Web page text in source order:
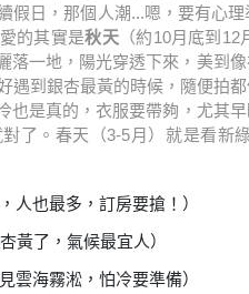
假日，那個人潮...嗯，要有心
的其實是秋天（約10月底到12
落一地，陽光穿透下來，美到
遇到銀杏最黃的時候，隨便拍
也是真的，衣服要帶夠，尤其
了。春天（3-5月）就是看新
人也最多，訂房要搶！）
杏黃了，氣候最宜人）
雲海霧淞，怕冷要準備）